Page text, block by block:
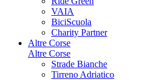
VAIA
BiciScuola
Charity Partner
Altre Corse
Altre Corse
Strade Bianche
Tirreno Adriatico